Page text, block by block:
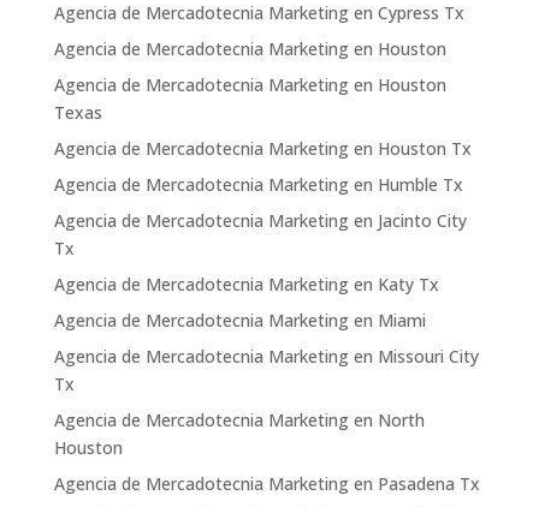
Agencia de Mercadotecnia Marketing en Cypress Tx
Agencia de Mercadotecnia Marketing en Houston
Agencia de Mercadotecnia Marketing en Houston
Texas
Agencia de Mercadotecnia Marketing en Houston Tx
Agencia de Mercadotecnia Marketing en Humble Tx
Agencia de Mercadotecnia Marketing en Jacinto City
Tx
Agencia de Mercadotecnia Marketing en Katy Tx
Agencia de Mercadotecnia Marketing en Miami
Agencia de Mercadotecnia Marketing en Missouri City
Tx
Agencia de Mercadotecnia Marketing en North
Houston
Agencia de Mercadotecnia Marketing en Pasadena Tx